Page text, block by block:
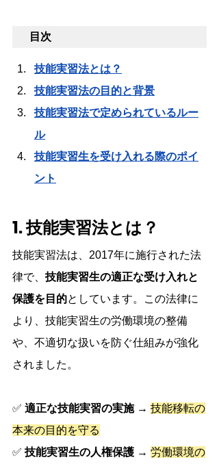
目次
技能実習法とは？
技能実習法の目的と背景
技能実習法で定められているルー
ル
技能実習生を受け入れる際のポイ
ント
1. 技能実習法とは？
技能実習法は、2017年に施行された法
律で、 技能実習生の適正な受け入れと
保護を目的としています。この法律に
より、技能実習生の労働環境の整備
や、不適切な扱いを防ぐ仕組みが強化
されました。
✅ 適正な技能実習の実施 → 技能移転の
本来の目的を守る
✅ 技能実習生の人権保護 → 労働環境の